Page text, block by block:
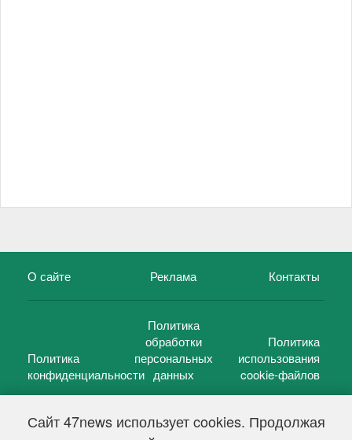
Сайт 47news использует cookies. Продолжая
О сайте Реклама Контакты
Политика
конфиденциальности
Политика
обработки
персональных
данных
Политика
использования
cookie-файлов